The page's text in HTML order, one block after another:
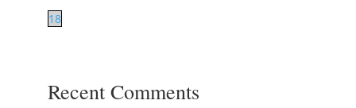
18
Recent Comments